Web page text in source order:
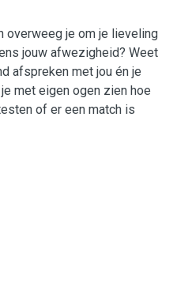
overweeg je om je lieveling
jouw afwezigheid? Weet
afspreken met jou én je
met eigen ogen zien hoe
of er een match is